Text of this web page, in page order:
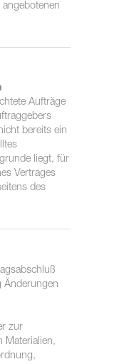
Aufträge
bereits ein
liegt, für
Vertrages
des
Änderungen
zur
Materialien,